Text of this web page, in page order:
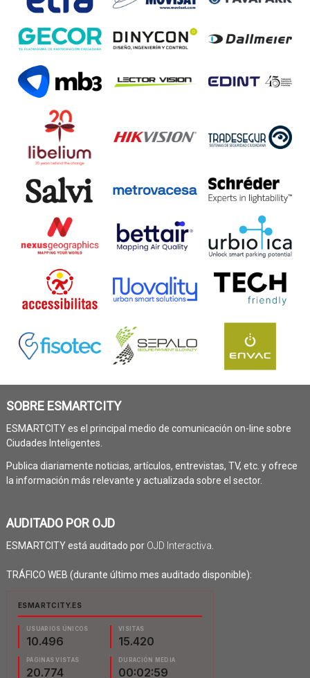
SOBRE ESMARTCITY
ESMARTCITY es el principal medio de comunicación on-line sobre
Ciudades Inteligentes.
Publica diariamente noticias, artículos, entrevistas, TV, etc. y ofrece
la información más relevante y actualizada sobre el sector.
AUDITADO POR OJD
ESMARTCITY está auditado por OJD Interactiva
TRÁFICO WEB (durante último mes auditado disponible):